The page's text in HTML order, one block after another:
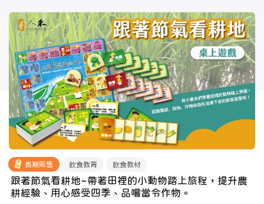
長期販售 飲食教育 飲食教材
跟著節氣看耕地~帶著田裡的小動物踏上旅程，提升農
耕經驗、用心感受四季、品嚐當令作物。